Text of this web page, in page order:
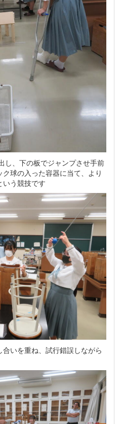
し、下の板でジャンプさせ手前
球の入った容器に当て、より
いう競技です
いを重ね、試行錯誤しながら